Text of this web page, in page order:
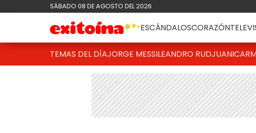
SÁBADO 08 DE AGOSTO DEL 2026
ESCÁNDALOSCORAZÓN
TEMAS DEL DÍAJORGE MESSILEANDRO RUDJUANICAR